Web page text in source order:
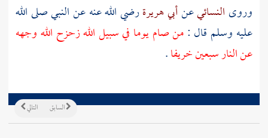
وروى النسائيعنأبي هريرةرضي الله عنه عن النبي صلى الله
عليه وسلم قال :من صام يوما في سبيل الله زحزح الله وجهه
عن النار سبعين خريفا.
التالي السابق